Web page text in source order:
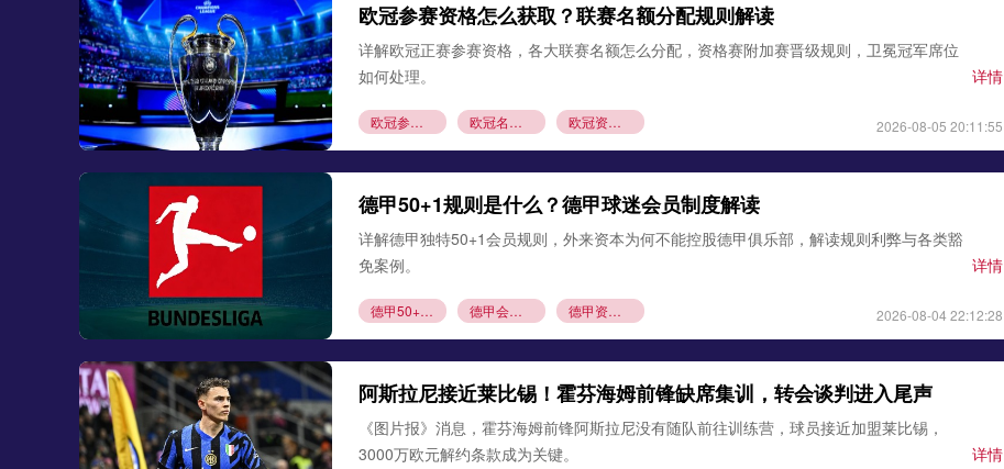
欧冠参赛资格怎么获取？联赛名额分配规则解读
详解欧冠正赛参赛资格，各大联赛名额怎么分配，资格赛附加赛晋级规则，卫冕冠军席位
如何处理。
详情
欧冠参赛资格 欧冠名额分配 欧冠资格赛规则 2026-08-05 20:11:55
德甲50+1规则是什么？德甲球迷会员制度解读
详解德甲独特50+1会员规则，外来资本为何不能控股德甲俱乐部，解读规则利弊与各类豁
免案例。
详情
德甲50+1规则 德甲会员制 德甲资本规则 2026-08-04 22:12:28
阿斯拉尼接近莱比锡！霍芬海姆前锋缺席集训，转会谈判进入尾声
《图片报》消息，霍芬海姆前锋阿斯拉尼没有随队前往训练营，球员接近加盟莱比锡，
3000万欧元解约条款成为关键。
详情